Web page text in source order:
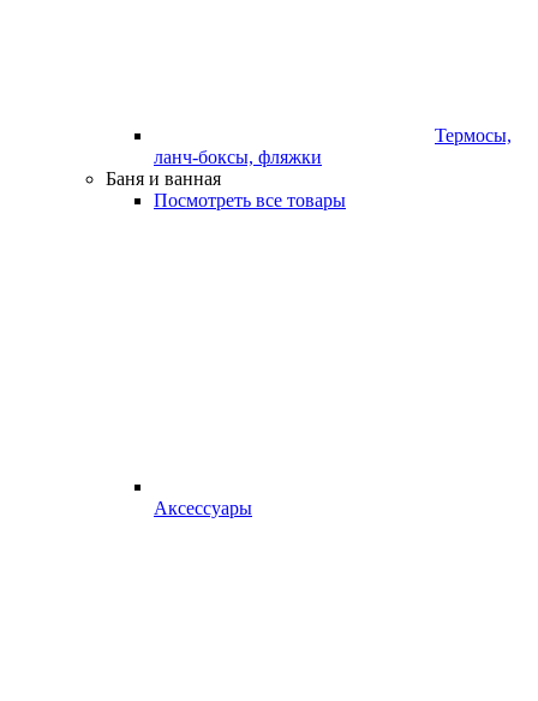
Термосы,
ланч-боксы, фляжки
Баня и ванная
Посмотреть все товары
Аксессуары